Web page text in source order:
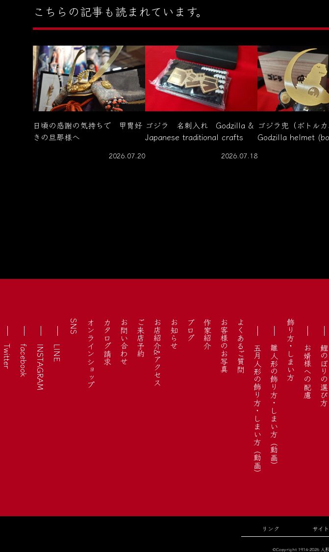
こちらの記事も読まれています。
日頃の感謝の気持ちで 甲冑好
きの旦那様へ
2026.07.20
ゴジラ 名刺入れ Godzilla &
Japanese traditional crafts
2026.07.18
ゴジラ兜（ボトルカ
Godzilla helmet
鯉のぼりの選び方
お婿様への配慮
飾り方・しまい方
雛人形の飾り方・しまい方（動画）
五月人形の飾り方・しまい方（動画）
よくあるご質問
お客様のお写真
作家紹介
ブログ
お知らせ
お店紹介&アクセス
ご来店予約
お問い合わせ
カタログ請求
オンラインショップ
SNS
LINE
INSTAGRAM
facebook
Twitter
リンク サイ
©Copyright 1914-2026 人